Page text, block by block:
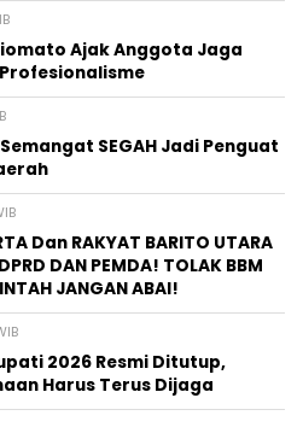
Ajak Anggota Jaga
SEGAH Jadi Penguat
Dan RAKYAT BARITO UTARA
DAN PEMDA! TOLAK BBM
JANGAN ABAI!
2026 Resmi Ditutup,
Harus Terus Dijaga